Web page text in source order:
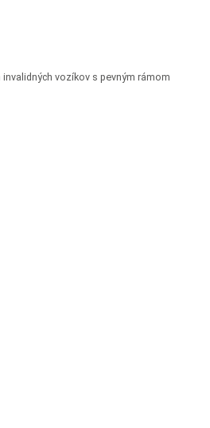
vozíkov s pevným rámom